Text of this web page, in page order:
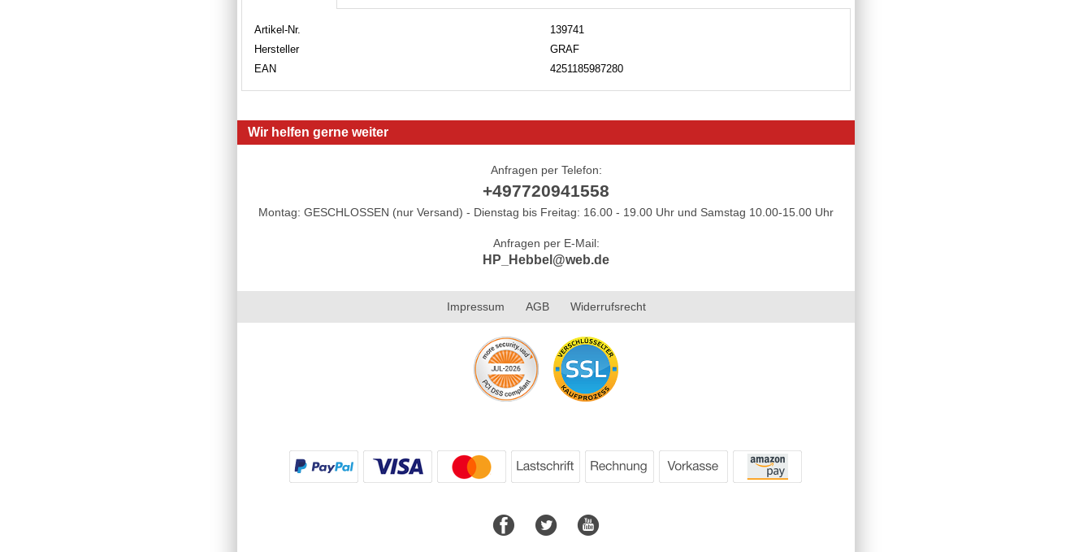
Artikel-Nr.
139741
Hersteller
GRAF
EAN
4251185987280
Wir helfen gerne weiter
Anfragen per Telefon:
+497720941558
Montag: GESCHLOSSEN (nur Versand) - Dienstag bis Freitag: 16.00 - 19.00 Uhr und Samstag 10.00-15.00 Uhr
Anfragen per E-Mail:
HP_Hebbel@web.de
Impressum AGB Widerrufsrecht